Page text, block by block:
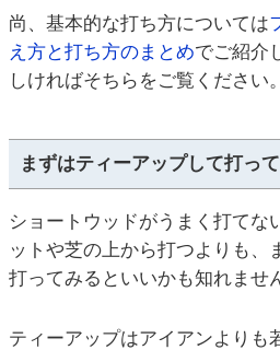
尚、基本的な打ち方については
え方と打ち方のまとめでご紹介
しければそちらをご覧ください。
まずはティーアップして打っ
ショートウッドがうまく打てな
ットや芝の上から打つよりも、
打ってみるといいかも知れませ
ティーアップはアイアンよりも